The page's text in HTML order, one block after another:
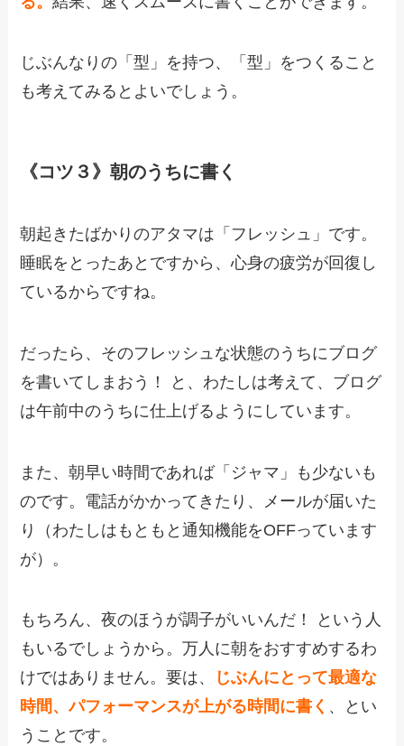
じぶんなりの「型」を持つ、「型」をつくること
も考えてみるとよいでしょう。
《コツ３》朝のうちに書く
朝起きたばかりのアタマは「フレッシュ」です。
睡眠をとったあとですから、心身の疲労が回復し
ているからですね。
だったら、そのフレッシュな状態のうちにブログ
を書いてしまおう！ と、わたしは考えて、ブログ
は午前中のうちに仕上げるようにしています。
また、朝早い時間であれば「ジャマ」も少ないも
のです。電話がかかってきたり、メールが届いた
り（わたしはもともと通知機能をOFFっています
が）。
もちろん、夜のほうが調子がいいんだ！ という人
もいるでしょうから。万人に朝をおすすめするわ
けではありません。要は、
じぶんにとって最適な
時間、パフォーマンスが上がる時間に書く 、とい
うことです。